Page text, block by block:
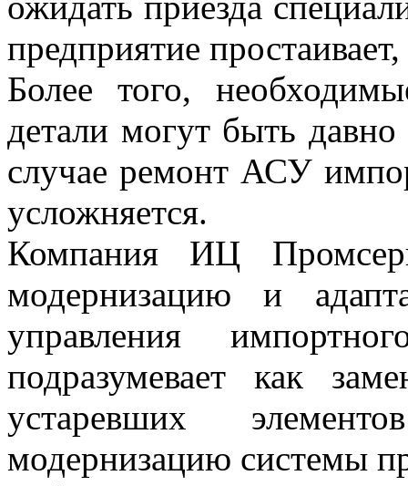
предприятие
Более того,
детали могут быть
случае ремонт АСУ
усложняется.
Компания ИЦ
модернизацию и
управления
подразумевает как
устаревших
модернизацию системы